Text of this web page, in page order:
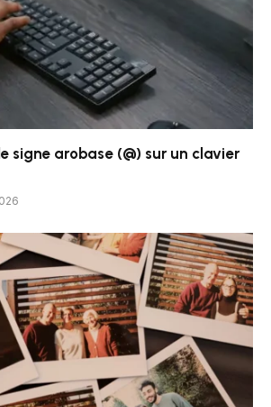
signe arobase (@) sur un clavier